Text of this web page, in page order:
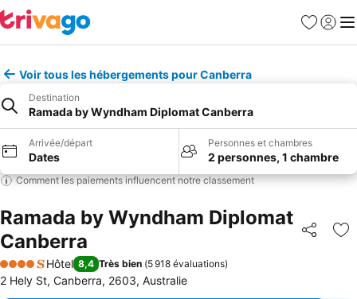
Favoris
Se
Voir tous les hébergements pour Canberra
Destination
Ramada by Wyndham Diplomat Canberra
Arrivée/départ
Dates
Personnes et chambres
2 personnes, 1 chambre
Comment les paiements influencent notre classement
Ramada by Wyndham Diplomat
Canberra
Partager
4 Étoiles
Hôtel 8,4 Très bien (5 918 évaluations)
2 Hely St, Canberra, 2603, Australie